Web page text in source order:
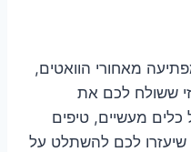
מאחורי הוואטים,
ששולח לכם את
מעשיים, טיפים
שיעזרו לכם להשתלט על